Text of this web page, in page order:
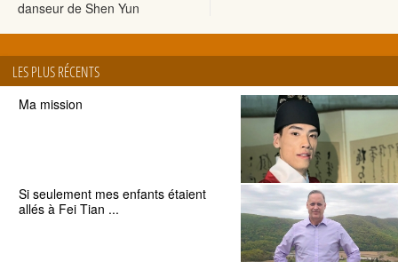
danseur de Shen Yun
LES PLUS RÉCENTS
Ma mission
Si seulement mes enfants étaient
allés à Fei Tian ...